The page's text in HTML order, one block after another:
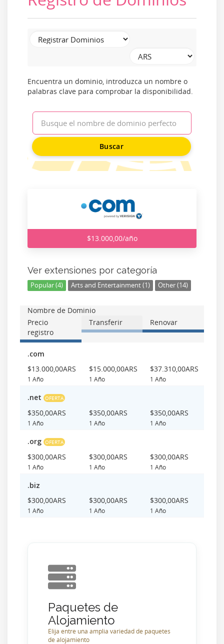
Encuentra un dominio, introduzca un nombre o
palabras clave para comprobar la disponibilidad.
Buscar
$13.000,00/año
Ver extensiones por categoría
Popular (4) Arts and Entertainment (1) Other (14)
Nombre de Dominio
Precio
registro
Transferir Renovar
.com
$13.000,00ARS
1 Año
$15.000,00ARS
1 Año
$37.310,00ARS
1 Año
.net OFERTA
$350,00ARS
1 Año
$350,00ARS
1 Año
$350,00ARS
1 Año
.org OFERTA
$300,00ARS
1 Año
$300,00ARS
1 Año
$300,00ARS
1 Año
.biz
$300,00ARS
1 Año
$300,00ARS
1 Año
$300,00ARS
1 Año
Paquetes de
Alojamiento
Elija entre una amplia variedad de paquetes
de alojamiento